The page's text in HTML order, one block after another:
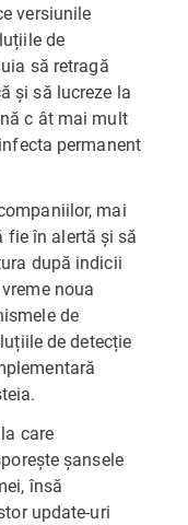
versiunile
de
să retragă
și să lucreze la
c ât mai mult
permanent
mai
fie în alertă și să
după indicii
noua
de
de detecție
care
șansele
însă
update-uri